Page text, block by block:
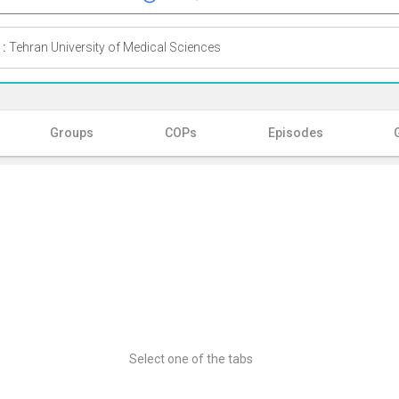
Tehran University of Medical Sciences
Groups COPs Episodes
Select one of the tabs